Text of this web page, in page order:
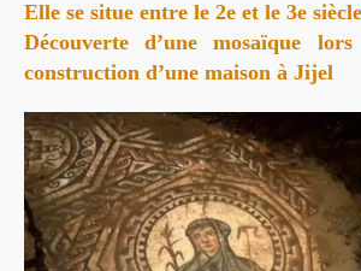
Elle se situe entre le 2e et le 3e
Découverte d’une mosaïque
construction d’une maison à Jijel